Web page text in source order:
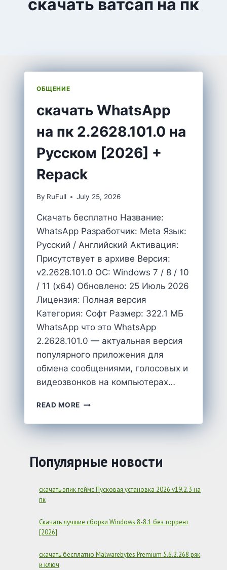
скачать ватсап на пк
ОБЩЕНИЕ
скачать WhatsApp
на пк 2.2628.101.0 на
Русском [2026] +
Repack
By RuFull July 25, 2026
Скачать бесплатно Название:
WhatsApp Разработчик: Meta Язык:
Русский / Английский Активация:
Присутствует в архиве Версия:
v2.2628.101.0 OC: Windows 7 / 8 / 10
/ 11 (x64) Обновлено: 25 Июль 2026
Лицензия: Полная версия
Категория: Софт Размер: 322.1 MБ
WhatsApp что это WhatsApp
2.2628.101.0 — актуальная версия
популярного приложения для
обмена сообщениями, голосовых и
видеозвонков на компьютерах…
READ MORE СКАЧАТЬ
НА
РУССКОМ
+
Популярные новости
скачать эпик геймс Пусковая установка 2026 v19.2.3 на
пк
Скачать лучшие сборки Windows 8-8.1 без торрент
[2026]
скачать бесплатно Malwarebytes Premium 5.6.2.268 ряк
и ключ